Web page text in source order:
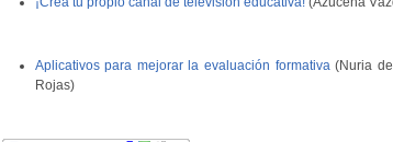
Aplicativos para mejorar la evaluación formativa(Nuria de
Rojas)